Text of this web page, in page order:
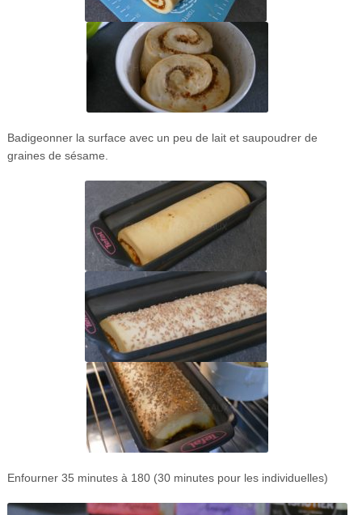
Badigeonner la surface avec un peu de lait et saupoudrer de
graines de sésame.
Enfourner 35 minutes à 180 (30 minutes pour les individuelles)